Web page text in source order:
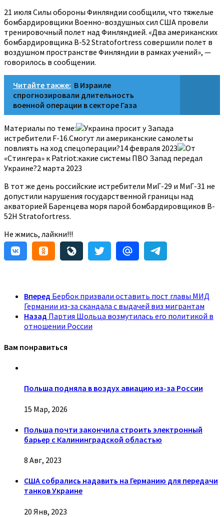
21 июля Силы обороны Финляндии сообщили, что тяжелые
бомбардировщики Военно-воздушных сил США провели
тренировочный полет над Финляндией. «Два американских
бомбардировщика B-52 Stratofortress совершили полет в
воздушном пространстве Финляндии в рамках учений», —
говорилось в сообщении.
Читайте также: В Израиле
спрогнозировали длительность
военной операции в секторе Газа
Материалы по теме:
Украина просит у Запада
истребители F-16.Смогут ли американские самолеты
повлиять на ход спецоперации?14 февраля 2023
От
«Стингера» к Patriot:какие системы ПВО Запад передал
Украине?2 марта 2023
В тот же день российские истребители МиГ-29 и МиГ-31 не
допустили нарушения государственной границы над
акваторией Баренцева моря парой бомбардировщиков B-
52H Stratofortress.
Не жмись, лайкни!!!
Вперед Бербок призвали оставить пост главы МИД
Германии из-за скандала с выдачей виз мигрантам
Назад Партия Шольца возмутилась его политикой в
отношении России
Вам понравиться
Польша подняла в воздух авиацию из-за России
15 Мар, 2026
Польша почти закончила строить электронный
барьер с Калининградской областью
8 Авг, 2023
США собрались надавить на Германию для передачи
танков Украине
20 Янв, 2023